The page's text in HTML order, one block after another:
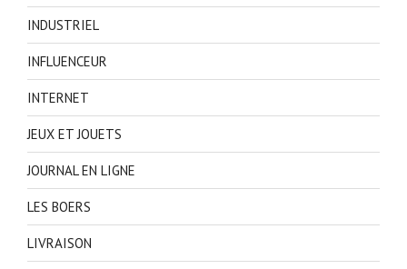
INDUSTRIEL
INFLUENCEUR
INTERNET
JEUX ET JOUETS
JOURNAL EN LIGNE
LES BOERS
LIVRAISON